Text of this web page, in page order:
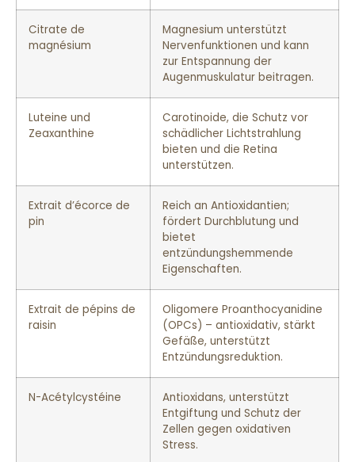
Citrate de
magnésium
Magnesium unterstützt
Nervenfunktionen und kann
zur Entspannung der
Augenmuskulatur beitragen.
Luteine und
Zeaxanthine
Carotinoide, die Schutz vor
schädlicher Lichtstrahlung
bieten und die Retina
unterstützen.
Extrait d’écorce de
pin
Reich an Antioxidantien;
fördert Durchblutung und
bietet
entzündungshemmende
Eigenschaften.
Extrait de pépins de
raisin
Oligomere Proanthocyanidine
(OPCs) – antioxidativ, stärkt
Gefäße, unterstützt
Entzündungsreduktion.
N-Acétylcystéine
Antioxidans, unterstützt
Entgiftung und Schutz der
Zellen gegen oxidativen
Stress.